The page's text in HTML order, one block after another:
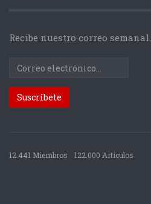
Recibe nuestro correo semanal.
12.441 Miembros 122.000 Articulos